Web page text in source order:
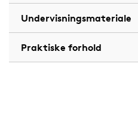
Undervisningsmateriale
Praktiske forhold